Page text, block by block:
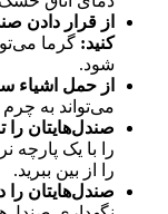
از قرار دادن
کنید: گرما
شود.
از حمل اشیاء
می‌تواند به
صندل‌هایتان را
را با یک پارچه
را از بین ببرید.
صندل‌هایتان